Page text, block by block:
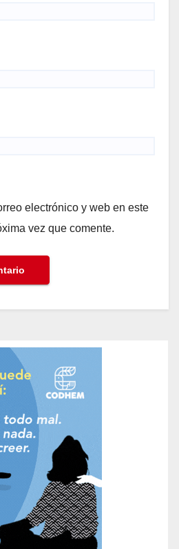
electrónico y web en este
vez que comente.